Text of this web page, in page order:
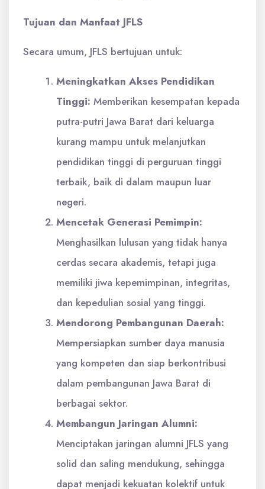
Tujuan dan Manfaat JFLS
Secara umum, JFLS bertujuan untuk:
Meningkatkan Akses Pendidikan
Tinggi: Memberikan kesempatan kepada
putra-putri Jawa Barat dari keluarga
kurang mampu untuk melanjutkan
pendidikan tinggi di perguruan tinggi
terbaik, baik di dalam maupun luar
negeri.
Mencetak Generasi Pemimpin:
Menghasilkan lulusan yang tidak hanya
cerdas secara akademis, tetapi juga
memiliki jiwa kepemimpinan, integritas,
dan kepedulian sosial yang tinggi.
Mendorong Pembangunan Daerah:
Mempersiapkan sumber daya manusia
yang kompeten dan siap berkontribusi
dalam pembangunan Jawa Barat di
berbagai sektor.
Membangun Jaringan Alumni:
Menciptakan jaringan alumni JFLS yang
solid dan saling mendukung, sehingga
dapat menjadi kekuatan kolektif untuk